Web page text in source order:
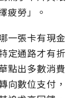
疲勞」。
一張卡有現金
定通路才有折
點出多數消費
向數位支付，